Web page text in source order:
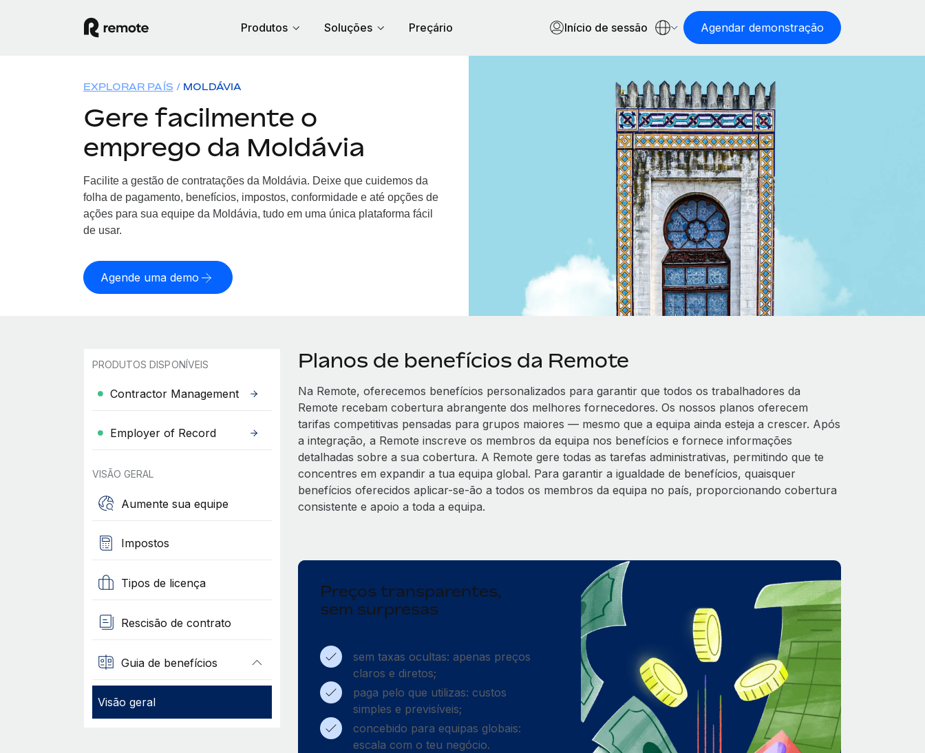
Produtos Soluções Preçário Início de sessão Agendar demonstração
EXPLORAR PAÍS MOLDÁVIA
Gere facilmente o
emprego da Moldávia
Facilite a gestão de contratações da Moldávia. Deixe que cuidemos da
folha de pagamento, benefícios, impostos, conformidade e até opções de
ações para sua equipe da Moldávia, tudo em uma única plataforma fácil
de usar.
Agende uma demo
PRODUTOS DISPONÍVEIS
Contractor Management
Employer of Record
VISÃO GERAL
Aumente sua equipe
Impostos
Tipos de licença
Rescisão de contrato
Guia de benefícios
Visão geral
Planos de benefícios da Remote
Na Remote, oferecemos benefícios personalizados para garantir que todos os trabalhadores da
Remote recebam cobertura abrangente dos melhores fornecedores. Os nossos planos oferecem
tarifas competitivas pensadas para grupos maiores — mesmo que a equipa ainda esteja a crescer. Após
a integração, a Remote inscreve os membros da equipa nos benefícios e fornece informações
detalhadas sobre a sua cobertura. A Remote gere todas as tarefas administrativas, permitindo que te
concentres em expandir a tua equipa global. Para garantir a igualdade de benefícios, quaisquer
benefícios oferecidos aplicar-se-ão a todos os membros da equipa no país, proporcionando cobertura
consistente e apoio a toda a equipa.
Preços transparentes,
sem surpresas
sem taxas ocultas: apenas preços
claros e diretos;
paga pelo que utilizas: custos
simples e previsíveis;
concebido para equipas globais:
escala com o teu negócio.